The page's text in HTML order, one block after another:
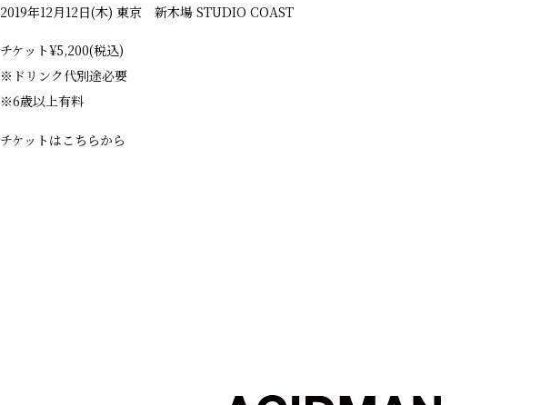
2019年12月12日(木) 東京 新木場 STUDIO COAST
チケット¥5,200(税込)
※ドリンク代別途必要
※6歳以上有料
チケットはこちらから